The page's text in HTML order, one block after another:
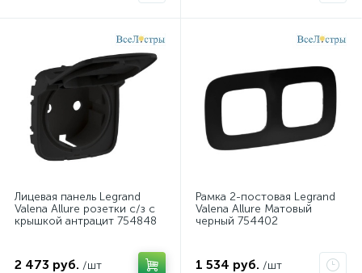
Лицевая панель Legrand
Valena Allure розетки с/з с
крышкой антрацит 754848
2 473 руб. /шт
Рамка 2-постовая Legrand
Valena Allure Матовый
черный 754402
1 534 руб. /шт